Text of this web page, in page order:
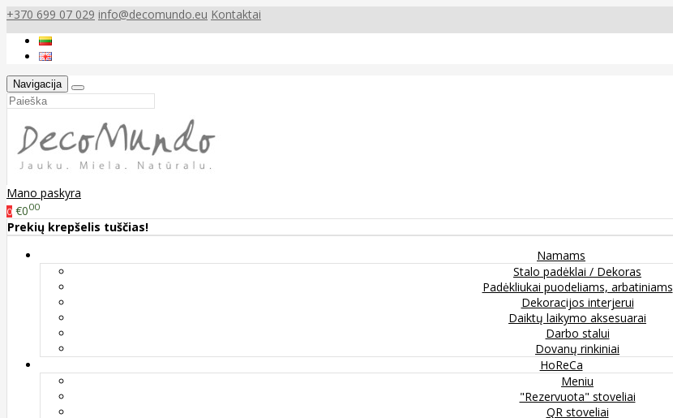
+370 699 07 029 info@decomundo.eu Kontaktai
Navigacija
Mano paskyra
0 €000
Prekių krepšelis tuščias!
Namams
Stalo padėklai / Dekoras
Padėkliukai puodeliams, arbatiniams
Dekoracijos interjerui
Daiktų laikymo aksesuarai
Darbo stalui
Dovanų rinkiniai
HoReCa
Meniu
"Rezervuota" stoveliai
QR stoveliai